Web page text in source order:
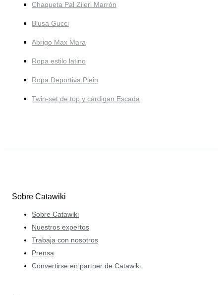
Chaqueta Pal Zileri Marrón
Blusa Gucci
Abrigo Max Mara
Ropa estilo latino
Ropa Deportiva Plein
Twin-set de top y cárdigan Escada
Sobre Catawiki
Sobre Catawiki
Nuestros expertos
Trabaja con nosotros
Prensa
Convertirse en partner de Catawiki